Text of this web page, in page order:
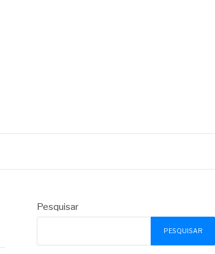
Pesquisar
PESQUISAR